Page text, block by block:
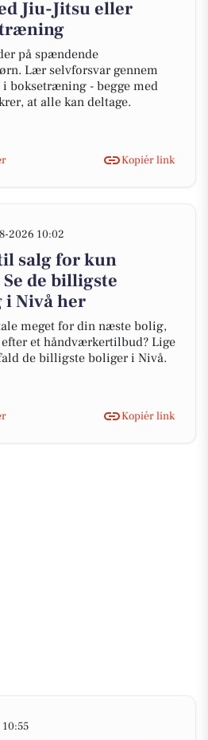
Jiu-Jitsu eller
på spændende
Lær selvforsvar gennem
boksetræning - begge med
at alle kan deltage.
Kopiér link
2026 10:02
salg for kun
de billigste
i Nivå her
meget for din næste bolig,
et håndværkertilbud? Lige
de billigste boliger i Nivå.
Kopiér link